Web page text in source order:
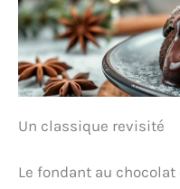
Un classique revisité
Le fondant au